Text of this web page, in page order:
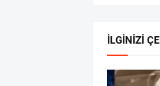
İLGİNİZİ